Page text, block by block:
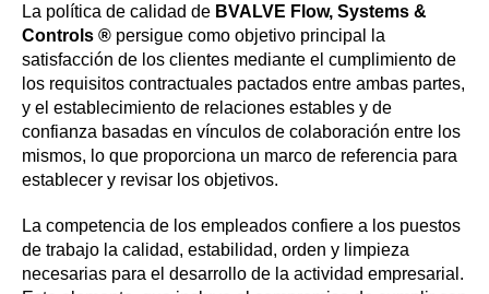
La política de calidad de BVALVE Flow, Systems &
Controls ® persigue como objetivo principal la
satisfacción de los clientes mediante el cumplimiento de
los requisitos contractuales pactados entre ambas partes,
y el establecimiento de relaciones estables y de
confianza basadas en vínculos de colaboración entre los
mismos, lo que proporciona un marco de referencia para
establecer y revisar los objetivos.
La competencia de los empleados confiere a los puestos
de trabajo la calidad, estabilidad, orden y limpieza
necesarias para el desarrollo de la actividad empresarial.